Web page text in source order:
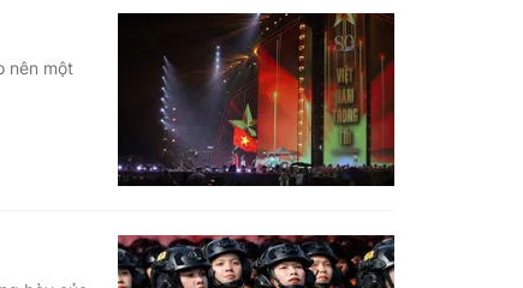
nên một